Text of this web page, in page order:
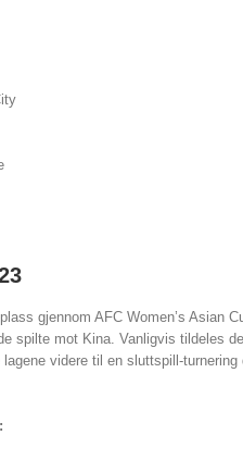
gjennom AFC Women’s
spilte mot Kina. Vanligvis tildeles
videre til en sluttspill-